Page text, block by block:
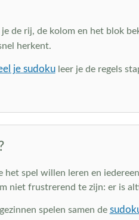
de rij, de kolom en het blok
herkent.
je sudokuleer je de regels
spel willen leren en
niet frustrerend te zijn: er is
spelen samen de